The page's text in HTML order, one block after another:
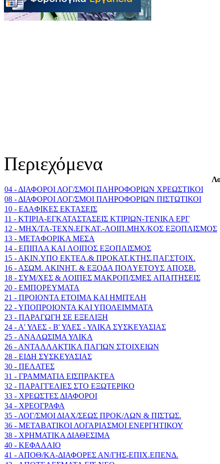
Περιεχόμενα
04 - ΔΙΑΦΟΡΟΙ ΛΟΓ/ΣΜΟΙ ΠΛΗΡΟΦΟΡΙΩΝ ΧΡΕΩΣΤΙΚΟΙ
08 - ΔΙΑΦΟΡΟΙ ΛΟΓ/ΣΜΟΙ ΠΛΗΡΟΦΟΡΙΩΝ ΠΙΣΤΩΤΙΚΟΙ
10 - EΔAΦIKEΣ EKTAΣEIΣ
11 - KTIPIA-EΓKATAΣTAΣEIΣ KTIPIΩN-TENIKA EPΓ
12 - MHX/TA-TEXN.EΓKAT.-ΛOIΠ.MHX/KOΣ EΞOΠΛIΣΜΟΣ
13 - METAΦOPIKA MEΣA
14 - EΠIΠΛA KAI ΛOIΠOΣ EΞOΠΛIΣMOΣ
15 - AKIN.YΠO EKTEΛ.& ΠPOKAT.KTHΣ.ΠAΓ.ΣTOIX.
16 - AΣΩM. AKINHT. & EΞOΔA ΠOΛYETOYΣ AΠOΣB.
18 - ΣYM/XEΣ & ΛOIΠEΣ MAKPOΠ/ΣMEΣ AΠAITHΣEIΣ
20 - ΕΜΠΟΡΕΥΜΑΤΑ
21 - ΠΡΟΙΟΝΤΑ ΕΤΟΙΜΑ ΚΑΙ ΗΜΙΤΕΛΗ
22 - ΥΠΟΠΡΟΙΟΝΤΑ ΚΑΙ ΥΠΟΛΕΙΜΜΑΤΑ
23 - ΠΑΡΑΓΩΓΗ ΣΕ ΕΞΕΛΙΞΗ
24 - Α' ΥΛΕΣ - Β' ΥΛΕΣ - ΥΛΙΚΑ ΣΥΣΚΕΥΑΣΙΑΣ
25 - ΑΝΑΛΩΣΙΜΑ ΥΛΙΚΑ
26 - ΑΝΤΑΛΛΑΚΤΙΚΑ ΠΑΓΙΩΝ ΣΤΟΙΧΕΙΩΝ
28 - ΕΙΔΗ ΣΥΣΚΕΥΑΣΙΑΣ
30 - ΠΕΛΑΤΕΣ
31 - ΓΡΑΜΜΑΤΙΑ ΕΙΣΠΡΑΚΤΕΑ
32 - ΠΑΡΑΓΓΕΛΙΕΣ ΣΤΟ ΕΞΩΤΕΡΙΚΟ
33 - ΧΡΕΩΣΤΕΣ ΔΙΑΦΟΡΟΙ
34 - ΧΡΕΟΓΡΑΦΑ
35 - ΛΟΓ/ΣΜΟΙ ΔΙΑΧ/ΣΕΩΣ ΠΡΟΚ/ΛΩΝ & ΠΙΣΤΩΣ.
36 - ΜΕΤΑΒΑΤΙΚΟΙ ΛΟΓΑΡΙΑΣΜΟΙ ΕΝΕΡΓΗΤΙΚΟΥ
38 - ΧΡΗΜΑΤΙΚΑ ΔΙΑΘΕΣΙΜΑ
40 - ΚΕΦΑΛΑΙΟ
41 - ΑΠΟΘ/ΚΑ-ΔΙΑΦΟΡΕΣ ΑΝ/ΓΗΣ-ΕΠΙΧ.ΕΠΕΝΔ.